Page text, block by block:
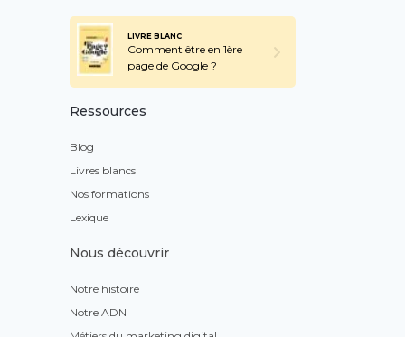
LIVRE BLANC
Comment être en 1ère
page de Google ?
Ressources
Blog
Livres blancs
Nos formations
Lexique
Nous découvrir
Notre histoire
Notre ADN